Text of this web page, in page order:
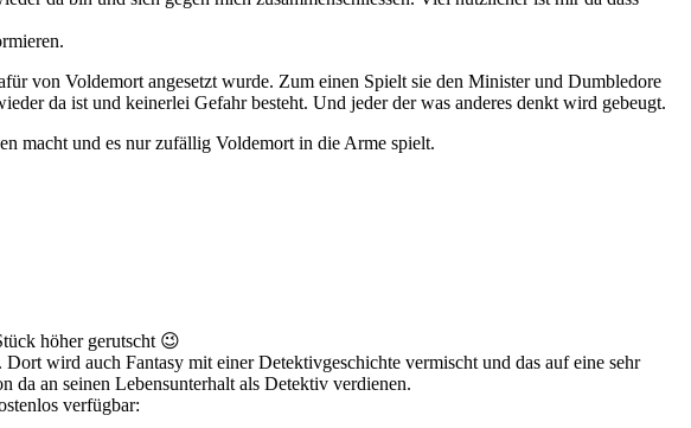
von Voldemort angesetzt wurde. Zum einen Spielt sie den Minister und Dumbledore
da ist und keinerlei Gefahr besteht. Und jeder der was anderes denkt wird gebeugt.
macht und es nur zufällig Voldemort in die Arme spielt.
höher gerutscht 😉
wird auch Fantasy mit einer Detektivgeschichte vermischt und das auf eine sehr
da an seinen Lebensunterhalt als Detektiv verdienen.
verfügbar: